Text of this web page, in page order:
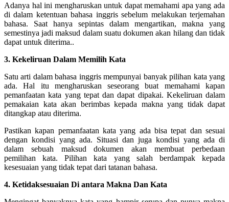
Adanya hal ini mengharuskan untuk dapat memahami apa yang ada
di dalam ketentuan bahasa inggris sebelum melakukan terjemahan
bahasa. Saat hanya sepintas dalam mengartikan, makna yang
semestinya jadi maksud dalam suatu dokumen akan hilang dan tidak
dapat untuk diterima..
3. Kekeliruan Dalam Memilih Kata
Satu arti dalam bahasa inggris mempunyai banyak pilihan kata yang
ada. Hal itu mengharuskan seseorang buat memahami kapan
pemanfaatan kata yang tepat dan dapat dipakai. Kekeliruan dalam
pemakaian kata akan berimbas kepada makna yang tidak dapat
ditangkap atau diterima.
Pastikan kapan pemanfaatan kata yang ada bisa tepat dan sesuai
dengan kondisi yang ada. Situasi dan juga kondisi yang ada di
dalam sebuah maksud dokumen akan membuat perbedaan
pemilihan kata. Pilihan kata yang salah berdampak kepada
kesesuaian yang tidak tepat dari tatanan bahasa.
4. Ketidaksesuaian Di antara Makna Dan Kata